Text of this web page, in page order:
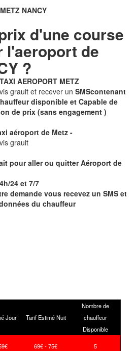
NANCY
d'une course
l'aeroport de
?
AEROPORT METZ
grauit et recever un SMScontenant
disponible et Capable de
de prix (sans engagement )
aéroport de Metz -
grauit
pour aller ou quitter Aéroport de
24 et 7/7
demande vous recevez un SMS et
du chauffeur
Jour
Tarif Estimé Nuit
Nombre de
chauffeur
Disponible
69€ - 75€ 5